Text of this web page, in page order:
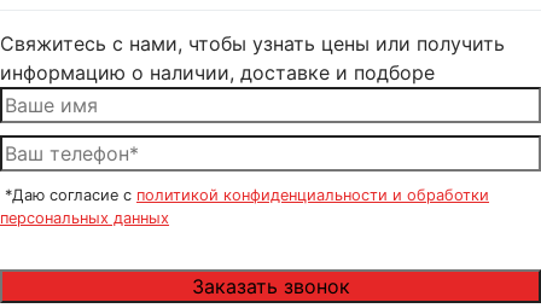
Свяжитесь с нами, чтобы узнать цены или получить
информацию о наличии, доставке и подборе
*Даю согласие с политикой конфиденциальности и обработки
персональных данных